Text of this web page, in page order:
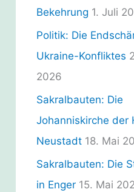
iBekehrung 1. Juli
Politik: Die
Ukraine-Konfliktes
2026
Sakralbauten: Die
Johanniskirche der
Neustadt 18. Mai
Sakralbauten: Die
in Enger 15. Mai